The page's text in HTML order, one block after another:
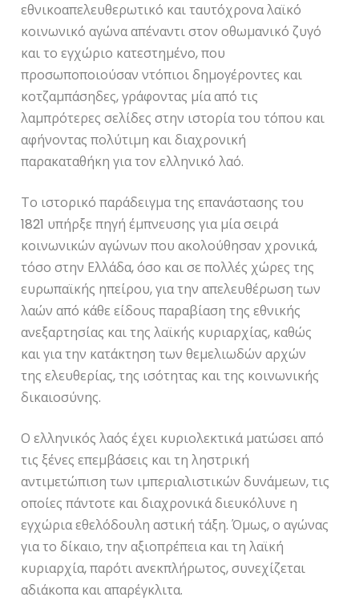
εθνικοαπελευθερωτικό και ταυτόχρονα λαϊκό
κοινωνικό αγώνα απέναντι στον οθωμανικό ζυγό
και το εγχώριο κατεστημένο, που
προσωποποιούσαν ντόπιοι δημογέροντες και
κοτζαμπάσηδες, γράφοντας μία από τις
λαμπρότερες σελίδες στην ιστορία του τόπου και
αφήνοντας πολύτιμη και διαχρονική
παρακαταθήκη για τον ελληνικό λαό.
Το ιστορικό παράδειγμα της επανάστασης του
1821 υπήρξε πηγή έμπνευσης για μία σειρά
κοινωνικών αγώνων που ακολούθησαν χρονικά,
τόσο στην Ελλάδα, όσο και σε πολλές χώρες της
ευρωπαϊκής ηπείρου, για την απελευθέρωση των
λαών από κάθε είδους παραβίαση της εθνικής
ανεξαρτησίας και της λαϊκής κυριαρχίας, καθώς
και για την κατάκτηση των θεμελιωδών αρχών
της ελευθερίας, της ισότητας και της κοινωνικής
δικαιοσύνης.
Ο ελληνικός λαός έχει κυριολεκτικά ματώσει από
τις ξένες επεμβάσεις και τη ληστρική
αντιμετώπιση των ιμπεριαλιστικών δυνάμεων, τις
οποίες πάντοτε και διαχρονικά διευκόλυνε η
εγχώρια εθελόδουλη αστική τάξη. Όμως, ο αγώνας
για το δίκαιο, την αξιοπρέπεια και τη λαϊκή
κυριαρχία, παρότι ανεκπλήρωτος, συνεχίζεται
αδιάκοπα και απαρέγκλιτα.